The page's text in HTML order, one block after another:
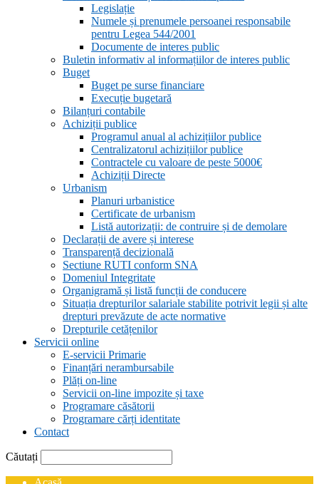
Legislație
Numele și prenumele persoanei responsabile
pentru Legea 544/2001
Documente de interes public
Buletin informativ al informațiilor de interes public
Buget
Buget pe surse financiare
Execuție bugetară
Bilanțuri contabile
Achiziții publice
Programul anual al achizițiilor publice
Centralizatorul achizițiilor publice
Contractele cu valoare de peste 5000€
Achiziții Directe
Urbanism
Planuri urbanistice
Certificate de urbanism
Listă autorizații: de contruire și de demolare
Declarații de avere și interese
Transparență decizională
Sectiune RUTI conform SNA
Domeniul Integritate
Organigramă și listă funcții de conducere
Situația drepturilor salariale stabilite potrivit legii și alte
drepturi prevăzute de acte normative
Drepturile cetățenilor
Servicii online
E-servicii Primarie
Finanțări nerambursabile
Plăți on-line
Servicii on-line impozite și taxe
Programare căsătorii
Programare cărți identitate
Contact
Căutați